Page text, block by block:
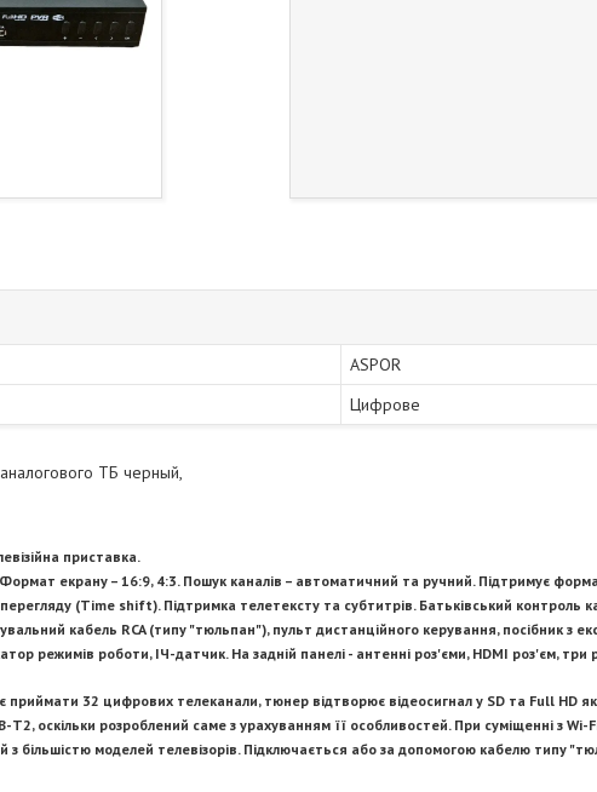
ASPOR
Цифрове
ТБ черный,
приставка.
екрану – 16:9, 4:3. Пошук каналів – автоматичний та ручний. Підтримує
(Time shift). Підтримка телетексту та субтитрів. Батьківський контроль
кабель RCA (типу "тюльпан"), пульт дистанційного керування, посібник з
режимів роботи, ІЧ-датчик. На задній панелі - антенні роз'єми, HDMI роз'єм,
32 цифрових телеканали, тюнер відтворює відеосигнал у SD та Full HD
Т2, оскільки розроблений саме з урахуванням її особливостей. При суміщенні з
з більшістю моделей телевізорів. Підключається або за допомогою кабелю типу